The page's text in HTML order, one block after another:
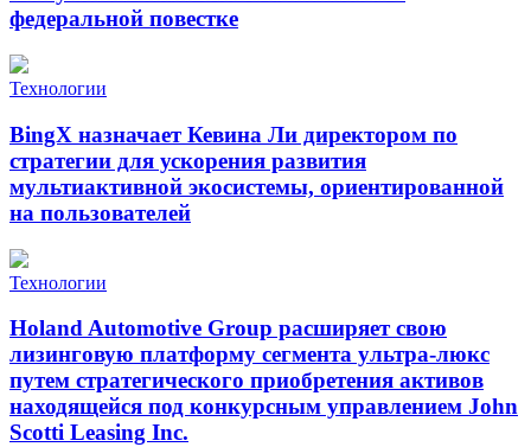
федеральной повестке
Технологии
BingX назначает Кевина Ли директором по
стратегии для ускорения развития
мультиактивной экосистемы, ориентированной
на пользователей
Технологии
Holand Automotive Group расширяет свою
лизинговую платформу сегмента ультра-люкс
путем стратегического приобретения активов
находящейся под конкурсным управлением John
Scotti Leasing Inc.